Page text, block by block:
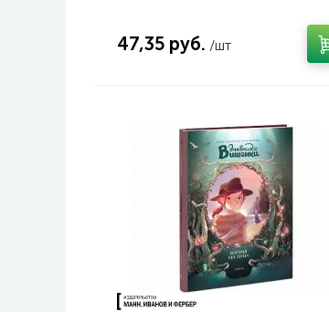
47,35 руб. /шт